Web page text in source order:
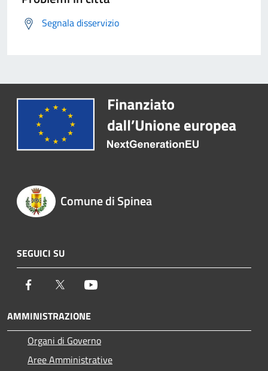
Segnala disservizio
Comune di Spinea
SEGUICI SU
Facebook Twitter
AMMINISTRAZIONE
Organi di Governo
Aree Amministrative